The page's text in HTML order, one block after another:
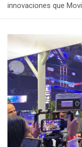
innovaciones que